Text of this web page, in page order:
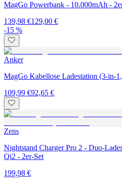
MagGo Powerbank - 10.000mAh -
139,98 €129,00 €
-15 %
Anker
MagGo Kabellose Ladestation (3-in-
109,99 €92,65 €
Zens
Nightstand Charger Pro 2 - Duo-
Qi2 - 2er-Set
199,98 €